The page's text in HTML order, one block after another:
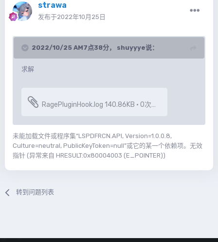
strawa
发布于2022年10月25日
2022/10/25 AM7点38分， shuyyye说：
求解
RagePluginHook.log 140.86KB · 0次下载
未能加载文件或程序集“LSPDFRCN.API, Version=1.0.0.8,
Culture=neutral, PublicKeyToken=null”或它的某一个依赖项。无效
指针 (异常来自 HRESULT:0x80004003 (E_POINTER))
转到问题列表